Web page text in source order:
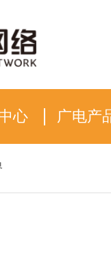
心 广电产